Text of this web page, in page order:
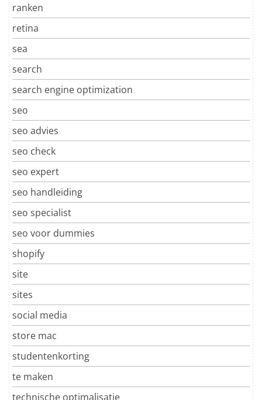
ranken
retina
sea
search
search engine optimization
seo
seo advies
seo check
seo expert
seo handleiding
seo specialist
seo voor dummies
shopify
site
sites
social media
store mac
studentenkorting
te maken
technische optimalisatie